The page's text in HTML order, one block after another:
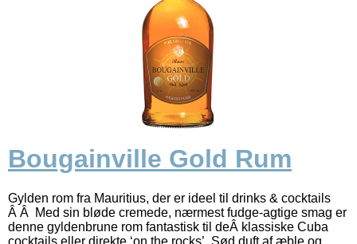
Bougainville Gold Rum
Gylden rom fra Mauritius, der er ideel til drinks & cocktails
Â Â Med sin bløde cremede, nærmest fudge-agtige smag er
denne gyldenbrune rom fantastisk til deÂ klassiske Cuba
cocktails eller direkte ‘on the rocks’. Sød duft af æble og